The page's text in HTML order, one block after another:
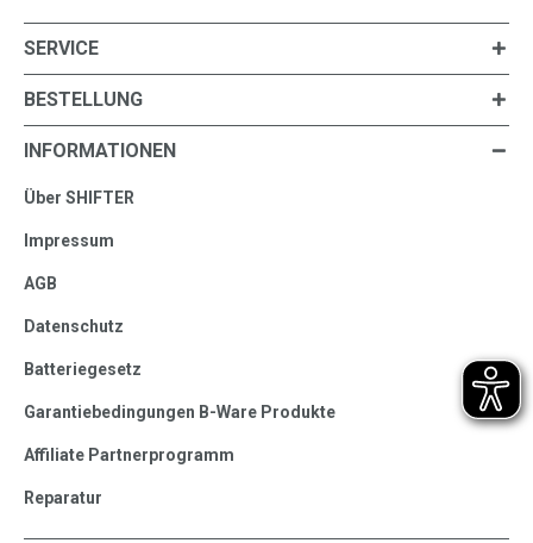
SERVICE
BESTELLUNG
INFORMATIONEN
Über SHIFTER
Impressum
AGB
Datenschutz
Batteriegesetz
Garantiebedingungen B-Ware Produkte
Affiliate Partnerprogramm
Reparatur